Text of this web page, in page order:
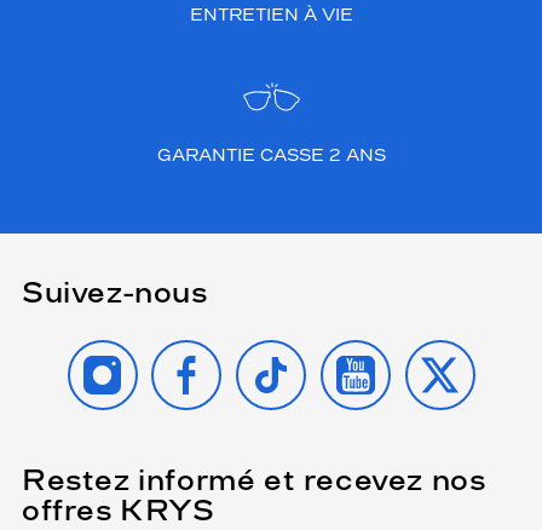
ENTRETIEN À VIE
GARANTIE CASSE 2 ANS
Suivez-nous
INSTAGRAMFACEBOOK
TIKTOK YOUTUBE
X
Restez informé et recevez nos
offres KRYS
Name
(Ce
champ
est